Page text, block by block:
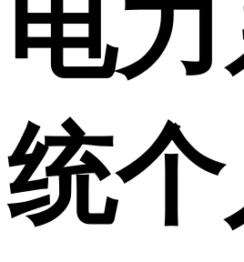
电
统